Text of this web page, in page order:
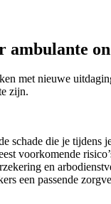
ambulante
met nieuwe
zijn.
schade die je tijdens
voorkomende
en
een passende